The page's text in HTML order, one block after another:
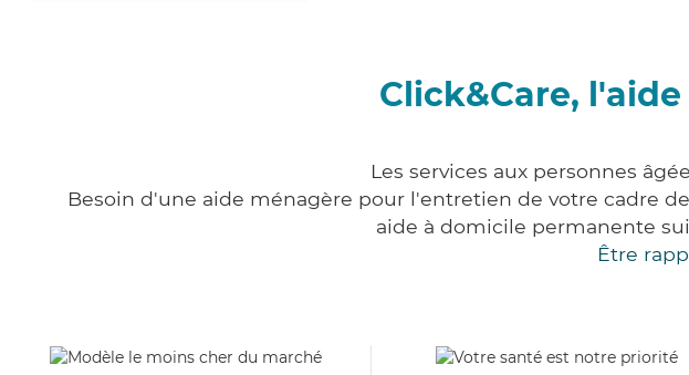
Click&Care,
Les services aux personnes
Besoin d'une aide ménagère pour l'entretien de votre cadre
aide à domicile permanente
Être